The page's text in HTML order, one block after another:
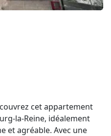
cet appartement
la-Reine, idéalement
et agréable. Avec une